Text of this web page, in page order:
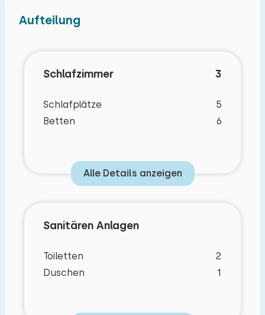
Aufteilung
Schlafzimmer 3
Schlafplätze
5
Betten
6
Alle Details anzeigen
Sanitären Anlagen
Toiletten
2
Duschen
1